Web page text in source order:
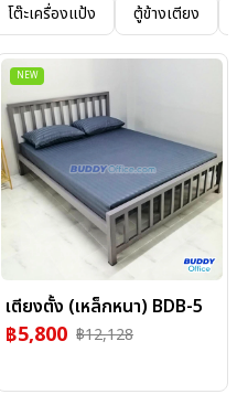
โต๊ะเครื่องแป้ง ตู้ข้างเตียง
NEW
เตียงตั้ง (เหล็กหนา) BDB-5
฿5,800 ฿12,128